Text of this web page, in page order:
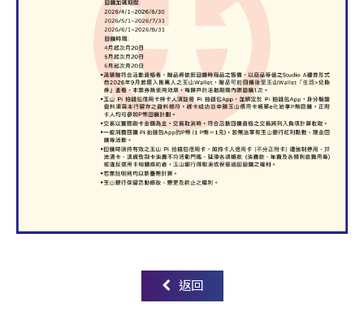
返回